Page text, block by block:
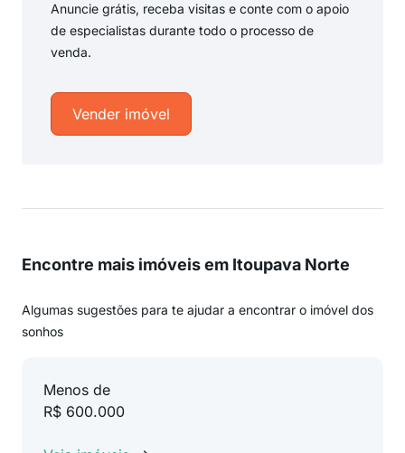
Anuncie grátis, receba visitas e conte com o apoio
de especialistas durante todo o processo de
venda.
Vender imóvel
Encontre mais imóveis em Itoupava Norte
Algumas sugestões para te ajudar a encontrar o imóvel dos
sonhos
Menos de
R$ 600.000